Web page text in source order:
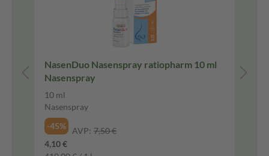
NasenDuo Nasenspray ratiopharm 10 ml
Nasenspray
10 ml
Nasenspray
-45%
AVP: 7,50 €
4,10 €